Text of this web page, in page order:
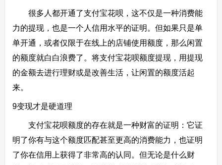
很多人都开通了支付宝花呗，这不仅是一种消费能
力的提现，也是一个人信用水平的证明。但如果只是单
单开通，或者仅限于在线上的店铺使用额度，那么闲置
的额度就白白浪费了。将支付宝花呗额度提现，用提现
的金额去进行理财或是改善生活，让闲置的额度活起
来。
9变现才是硬道理
支付宝花呗额度的存在就是一种财富的证明：它证
明了你有与这个额度匹配甚至更高的消费能力，也证明
了你在信用上获得了非常高的认同。但无论是什么财